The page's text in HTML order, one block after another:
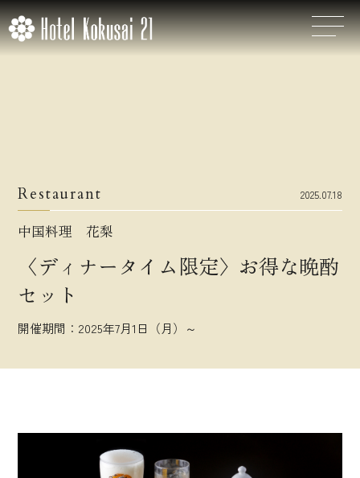
Restaurant 2025.07.18
中国料理 花梨
〈ディナータイム限定〉お得な晩酌
セット
開催期間：2025年7月1日（月）～